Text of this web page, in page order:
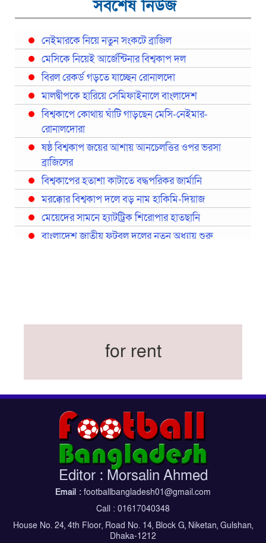
সর্বশেষ নিউজ
নেইমারকে নিয়ে নতুন সংকটে ব্রাজিল
মেসিকে নিয়েই আর্জেন্টিনার বিশ্বকাপ দল
বিরল রেকর্ড গড়তে যাচ্ছেন রোনালদো
মালদ্বীপকে হারিয়ে সেমিফাইনালে বাংলাদেশ
বিশ্বকাপে কোথায় ঘাঁটি গাড়ছেন মেসি-নেইমার-
রোনালদোরা
ষষ্ঠ বিশ্বকাপ জয়ের আশায় আনচেলত্তির ওপর ভরসা
ব্রাজিলের
বিশ্বকাপের হতাশা কাটাতে বদ্ধপরিকর জার্মানি
মরক্কোর বিশ্বকাপ দলে বড় নাম হাকিমি-দিয়াজ
মেয়েদের সামনে হ্যাটট্রিক শিরোপার হাতছানি
বাংলাদেশ জাতীয় ফুটবল দলের নতুন অধ্যায় শুরু
সরিয়ে নিয়েছে ইরান
বর্ষসেরা ক্রীড়াবিদ ও পপুলার চয়েজসহ ফুটবলার হামজা
ব্রাজিলের বিশ্বকাপ দলে নেইমার, জল্পনার অবসান
ইতিহাস গড়ার অপেক্ষায় রোনালদো!
ফেডারেশন কাপ: আজকের ফাইনাল বুধবার
কুল-বিএসপিএ অ্যাওয়ার্ডের সংক্ষিপ্ত তালিকায় হামজা-
ঋতুপর্ণা
বসুন্ধরা কিংসের ষষ্ঠ শিরোপা জয়
for rent
Editor : Morsalin Ahmed
Email : footballbangladesh01@gmail.com
Call : 01617040348
House No. 24, 4th Floor, Road No. 14, Block G, Niketan, Gulshan,
Dhaka-1212